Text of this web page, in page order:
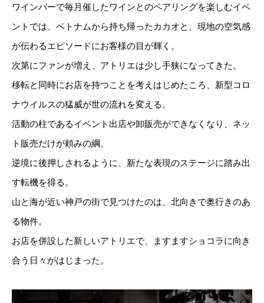
ワインバーで毎月催したワインとのペアリングを楽しむイベ
ントでは、ベトナムから持ち帰ったカカオと、現地の空気感
が伝わるエピソードにお客様の目が輝く。
次第にファンが増え、アトリエは少し手狭になってきた。
移転と同時にお店を持つことを考えはじめたころ、新型コロ
ナウイルスの猛威が世の流れを変える。
活動の柱であるイベント出店や卸販売ができなくなり、ネッ
ト販売だけが頼みの綱。
逆境に後押しされるように、新たな表現のステージに踏み出
す転機を得る。
山と海が近い神戸の街で見つけたのは、北向きで奥行きのあ
る物件。
お店を併設した新しいアトリエで、ますますショコラに向き
合う日々がはじまった。